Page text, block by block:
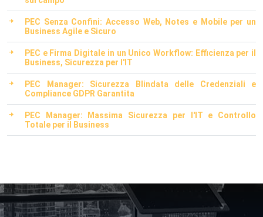
PEC Senza Confini: Accesso Web, Notes e Mobile per un
Business Agile e Sicuro
PEC e Firma Digitale in un Unico Workflow: Efficienza per il
Business, Sicurezza per l'IT
PEC Manager: Sicurezza Blindata delle Credenziali e
Compliance GDPR Garantita
PEC Manager: Massima Sicurezza per l'IT e Controllo
Totale per il Business